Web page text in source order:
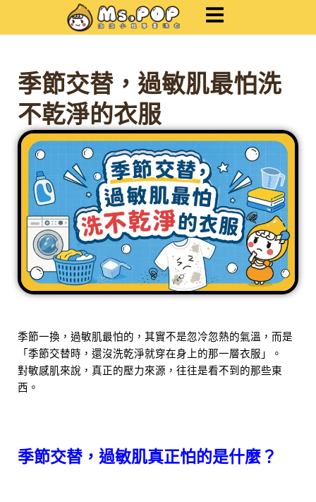
季節交替，過敏肌最怕洗
不乾淨的衣服
季節一換，過敏肌最怕的，其實不是忽冷忽熱的氣溫，而是
「季節交替時，還沒洗乾淨就穿在身上的那一層衣服」。
對敏感肌來說，真正的壓力來源，往往是看不到的那些東
西。
季節交替，過敏肌真正怕的是什麼？